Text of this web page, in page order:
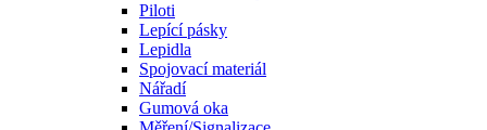
Piloti
Lepící pásky
Lepidla
Spojovací materiál
Nářadí
Gumová oka